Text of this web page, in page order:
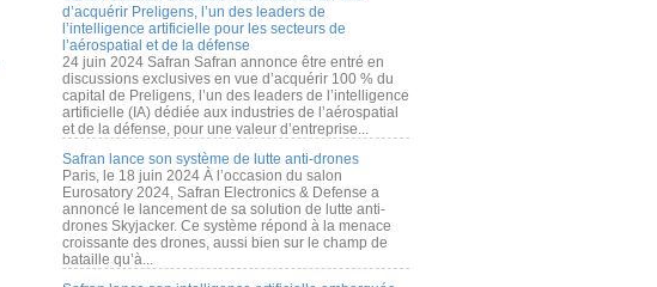
d’acquérir Preligens, l’un des leaders de
l’intelligence artificielle pour les secteurs de
l’aérospatial et de la défense
24 juin 2024 Safran Safran annonce être entré en
discussions exclusives en vue d’acquérir 100 % du
capital de Preligens, l’un des leaders de l’intelligence
artificielle (IA) dédiée aux industries de l’aérospatial
et de la défense, pour une valeur d’entreprise...
Safran lance son système de lutte anti-drones
Paris, le 18 juin 2024 À l’occasion du salon
Eurosatory 2024, Safran Electronics & Defense a
annoncé le lancement de sa solution de lutte anti-
drones Skyjacker. Ce système répond à la menace
croissante des drones, aussi bien sur le champ de
bataille qu’à...